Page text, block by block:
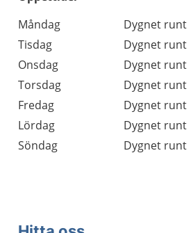
Dag
Öppettider
Kommentarer
Måndag
Dygnet runt
Tisdag
Dygnet runt
Onsdag
Dygnet runt
Torsdag
Dygnet runt
Fredag
Dygnet runt
Lördag
Dygnet runt
Söndag
Dygnet runt